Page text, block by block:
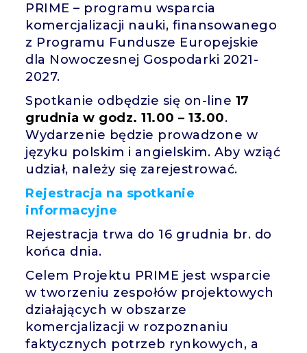
PRIME – programu wsparcia
komercjalizacji nauki, finansowanego
z Programu Fundusze Europejskie
dla Nowoczesnej Gospodarki 2021-
2027.
Spotkanie odbędzie się on-line 17
grudnia w godz. 11.00 – 13.00.
Wydarzenie będzie prowadzone w
języku polskim i angielskim. Aby wziąć
udział, należy się zarejestrować.
Rejestracja na spotkanie
informacyjne
Rejestracja trwa do 16 grudnia br. do
końca dnia.
Celem Projektu PRIME jest wsparcie
w tworzeniu zespołów projektowych
działających w obszarze
komercjalizacji w rozpoznaniu
faktycznych potrzeb rynkowych, a